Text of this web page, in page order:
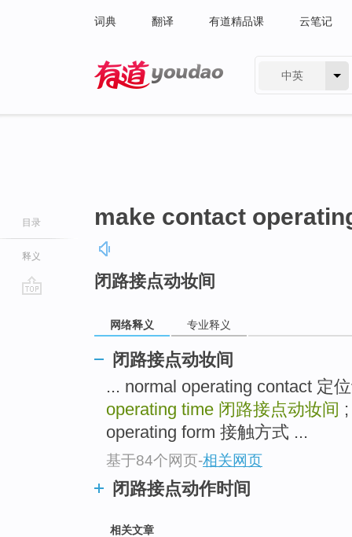
词典 翻译 有道精品课 云笔记
中英
目录
释义
make contact
闭路接点动妆间
网络释义 专业释义
闭路接点动妆间
... normal operating contact 定
operating time 闭路接点动妆间
operating form 接触方式 ...
基于84个网页-相关网页
闭路接点动作时间
相关文章